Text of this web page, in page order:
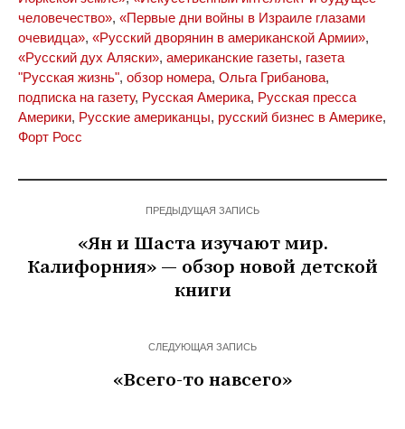
человечество», «Первые дни войны в Израиле глазами
очевидца», «Русский дворянин в американской Армии»,
«Русский дух Аляски», американские газеты, газета
"Русская жизнь", обзор номера, Ольга Грибанова,
подписка на газету, Русская Америка, Русская пресса
Америки, Русские американцы, русский бизнес в Америке,
Форт Росс
ПРЕДЫДУЩАЯ ЗАПИСЬ
«Ян и Шаста изучают мир.
Калифорния» — обзор новой детской
книги
СЛЕДУЮЩАЯ ЗАПИСЬ
«Всего-то навсего»